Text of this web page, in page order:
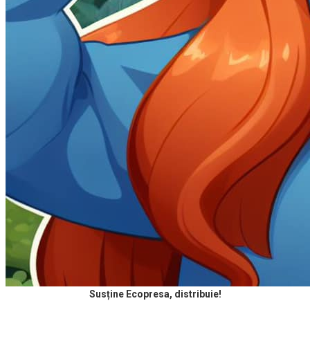
Susține Ecopresa, distribuie!